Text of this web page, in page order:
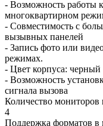
- Возможность работы
многоквартирном
- Совместимость с
вызывных панелей
- Запись фото или
режимах.
- Цвет корпуса: черный
- Возможность
сигнала вызова
Количество мониторов
4
Поддержка форматов в